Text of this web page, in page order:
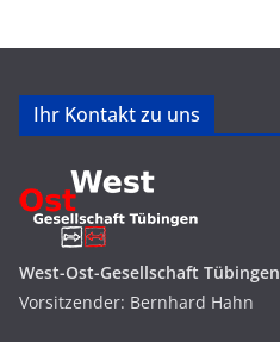
Ihr Kontakt zu uns
West-Ost-Gesellschaft Tübingen
Vorsitzender: Bernhard Hahn